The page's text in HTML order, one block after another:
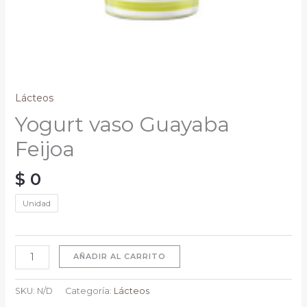
Lácteos
Yogurt vaso Guayaba
Feijoa
$ 0
Unidad
AÑADIR AL CARRITO
SKU: N/D Categoría: Lácteos